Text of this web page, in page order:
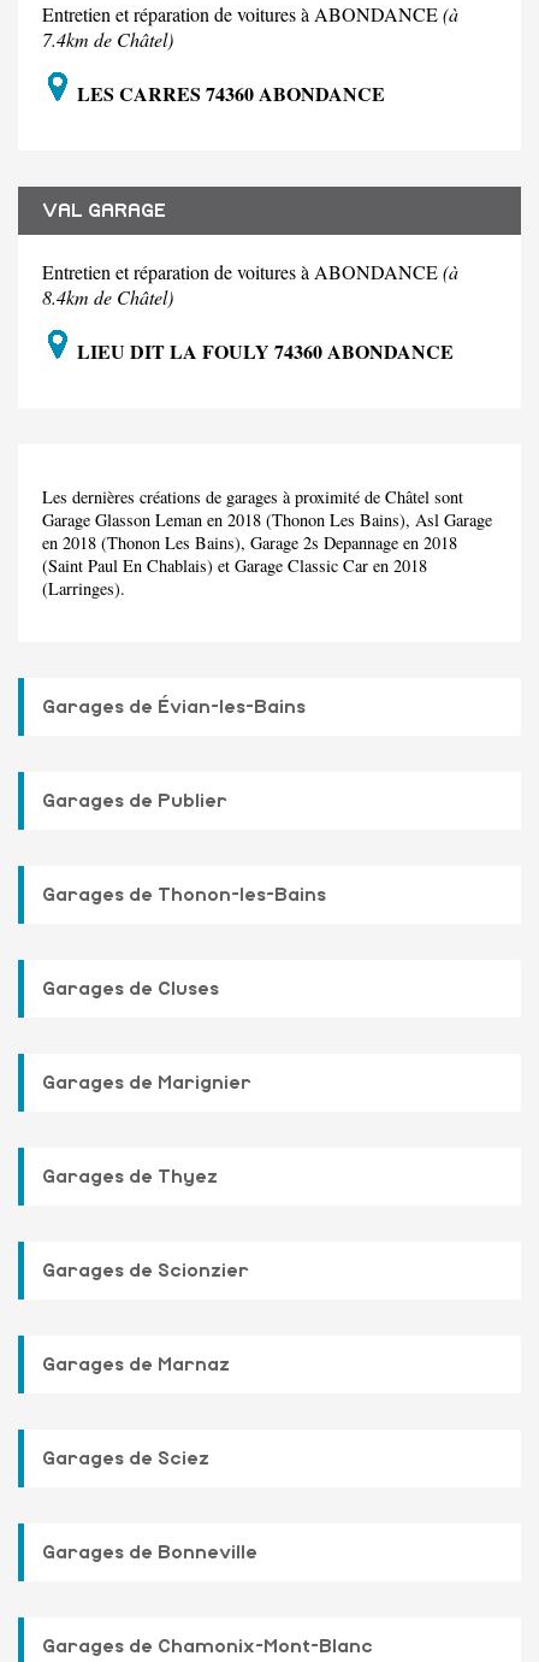
Entretien et réparation de voitures à ABONDANCE(à
7.4km de Châtel)
LES CARRES 74360 ABONDANCE
VAL GARAGE
Entretien et réparation de voitures à ABONDANCE(à
8.4km de Châtel)
LIEU DIT LA FOULY 74360 ABONDANCE
Les dernières créations de garages à proximité de Châtel sont
Garage Glasson Leman en 2018 (Thonon Les Bains), Asl Garage
en 2018 (Thonon Les Bains), Garage 2s Depannage en 2018
(Saint Paul En Chablais) et Garage Classic Car en 2018
(Larringes).
Garages de Évian-les-Bains
Garages de Publier
Garages de Thonon-les-Bains
Garages de Cluses
Garages de Marignier
Garages de Thyez
Garages de Scionzier
Garages de Marnaz
Garages de Sciez
Garages de Bonneville
Garages de Chamonix-Mont-Blanc